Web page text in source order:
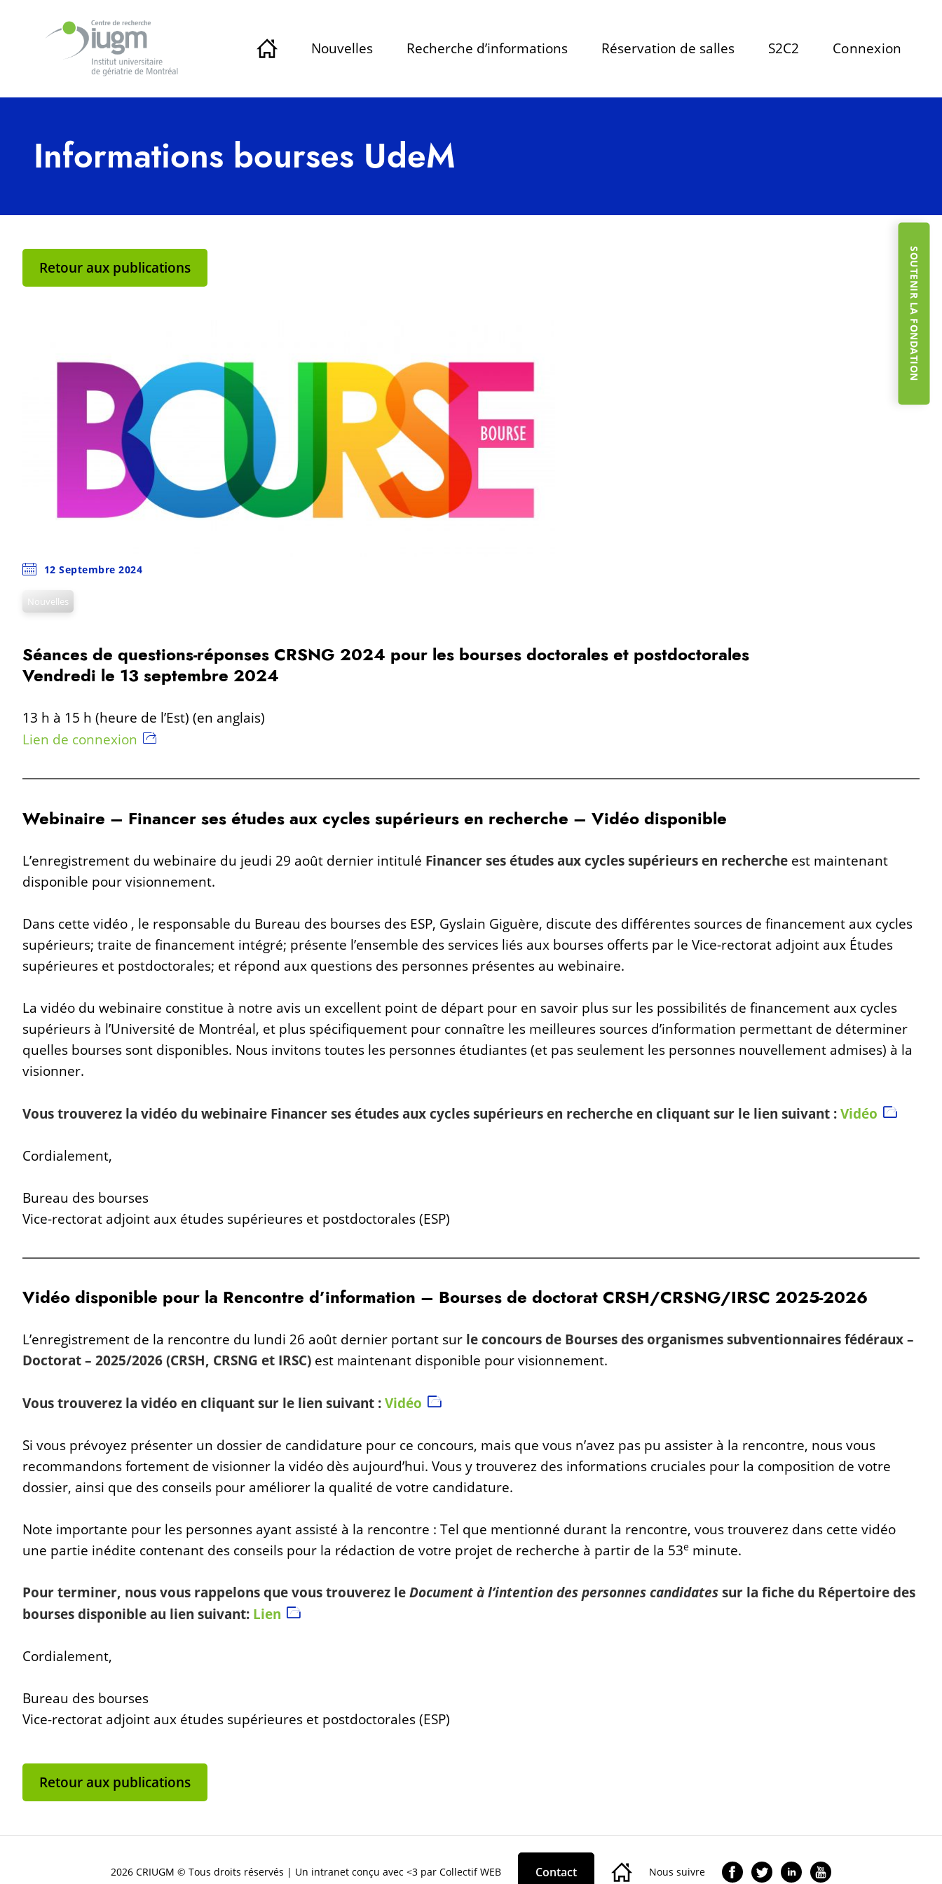
SOUTENIR LA FONDATION
Nouvelles Recherche d’informations Réservation de salles S2C2 Connexion
Informations bourses UdeM
Retour aux publications
12 Septembre 2024
Nouvelles
Séances de questions-réponses CRSNG 2024 pour les bourses doctorales et postdoctorales
Vendredi le 13 septembre 2024
13 h à 15 h (heure de l’Est) (en anglais)
Lien de connexion
Webinaire – Financer ses études aux cycles supérieurs en recherche – Vidéo disponible
L’enregistrement du webinaire du jeudi 29 août dernier intitulé Financer ses études aux cycles supérieurs en recherche est maintenant
disponible pour visionnement.
Dans cette vidéo , le responsable du Bureau des bourses des ESP, Gyslain Giguère, discute des différentes sources de financement aux cycles
supérieurs; traite de financement intégré; présente l’ensemble des services liés aux bourses offerts par le Vice-rectorat adjoint aux Études
supérieures et postdoctorales; et répond aux questions des personnes présentes au webinaire.
La vidéo du webinaire constitue à notre avis un excellent point de départ pour en savoir plus sur les possibilités de financement aux cycles
supérieurs à l’Université de Montréal, et plus spécifiquement pour connaître les meilleures sources d’information permettant de déterminer
quelles bourses sont disponibles. Nous invitons toutes les personnes étudiantes (et pas seulement les personnes nouvellement admises) à la
visionner.
Vous trouverez la vidéo du webinaire Financer ses études aux cycles supérieurs en recherche en cliquant sur le lien suivant :Vidéo
Cordialement,
Bureau des bourses
Vice-rectorat adjoint aux études supérieures et postdoctorales (ESP)
Vidéo disponible pour la Rencontre d’information – Bourses de doctorat CRSH/CRSNG/IRSC 2025-2026
L’enregistrement de la rencontre du lundi 26 août dernier portant sur le concours de Bourses des organismes subventionnaires fédéraux –
Doctorat – 2025/2026 (CRSH, CRSNG et IRSC) est maintenant disponible pour visionnement.
Vous trouverez la vidéo en cliquant sur le lien suivant :Vidéo
Si vous prévoyez présenter un dossier de candidature pour ce concours, mais que vous n’avez pas pu assister à la rencontre, nous vous
recommandons fortement de visionner la vidéo dès aujourd’hui. Vous y trouverez des informations cruciales pour la composition de votre
dossier, ainsi que des conseils pour améliorer la qualité de votre candidature.
Note importante pour les personnes ayant assisté à la rencontre : Tel que mentionné durant la rencontre, vous trouverez dans cette vidéo
une partie inédite contenant des conseils pour la rédaction de votre projet de recherche à partir de la 53e minute.
Pour terminer, nous vous rappelons que vous trouverez leDocument à l’intention des personnes candidatessur la fiche du Répertoire des
bourses disponible au lien suivant: Lien
Cordialement,
Bureau des bourses
Vice-rectorat adjoint aux études supérieures et postdoctorales (ESP)
Retour aux publications
2026 CRIUGM © Tous droits réservés | Un intranet conçu avec <3 par Collectif WEB Contact Nous suivre